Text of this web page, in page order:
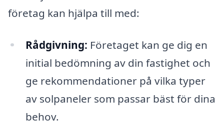
företag kan hjälpa till med:
Rådgivning: Företaget kan ge dig en
initial bedömning av din fastighet och
ge rekommendationer på vilka typer
av solpaneler som passar bäst för dina
behov.